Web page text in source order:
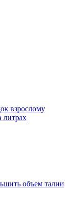
взрослому
литрах
объем талии